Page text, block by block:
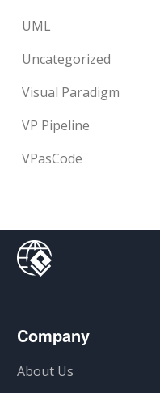
UML
Uncategorized
Visual Paradigm
VP Pipeline
VPasCode
Company
About Us